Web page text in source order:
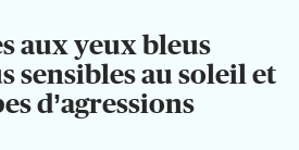
aux yeux bleus
sensibles au soleil et
d’agressions